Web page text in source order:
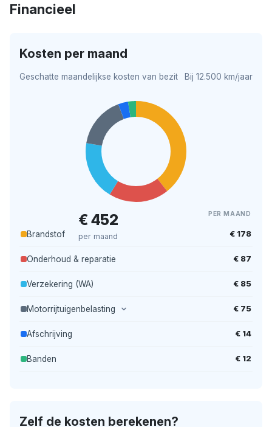
Financieel
Kosten per maand
Geschatte maandelijkse kosten van bezit Bij 12.500 km/jaar
€ 452
per maand
PER MAAND
Brandstof € 178
Onderhoud & reparatie € 87
Verzekering (WA) € 85
Motorrijtuigenbelasting € 75
Afschrijving € 14
Banden € 12
Zelf de kosten berekenen?